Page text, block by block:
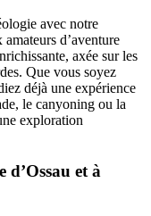
avec notre
d’aventure
axée sur les
Que vous soyez
déjà une expérience
le canyoning ou la
exploration
d’Ossau et à